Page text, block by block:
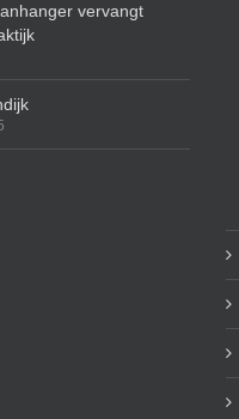
vervangt